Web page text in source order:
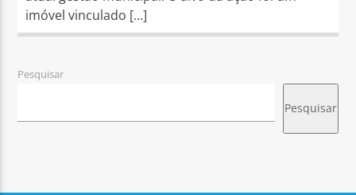
imóvel vinculado […]
Pesquisar
Pesquisar